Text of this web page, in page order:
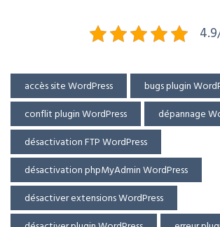
accès site WordPress
bugs plugin
conflit plugin WordPress
dépannage
désactivation FTP WordPress
désactivation phpMyAdmin WordPress
désactiver extensions WordPress